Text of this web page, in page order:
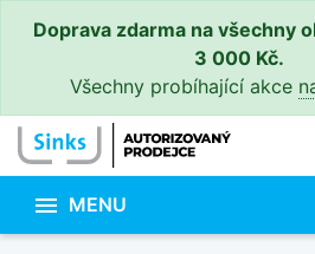
Doprava zdarma na všechny
3 000 Kč.
Všechny probíhající akce
 MENU